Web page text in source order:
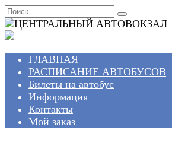
Перейти
к
содержанию
Search
for:
ГЛАВНАЯ
РАСПИСАНИЕ АВТОБУСОВ
Билеты на автобус
Информация
Контакты
Мой заказ